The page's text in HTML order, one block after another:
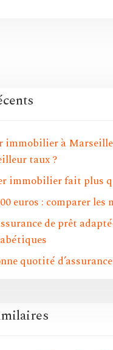
immobilier à
taux ?
immobilier fait plus
euros : comparer les
de prêt
quotité